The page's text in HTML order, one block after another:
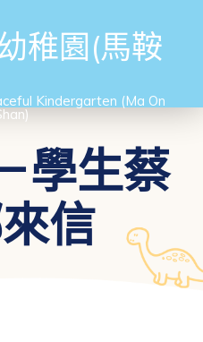
稚園(馬鞍
Kindergarten (Ma On
學生蔡
信